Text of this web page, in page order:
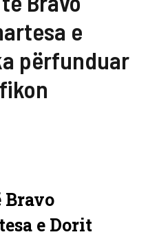
e
përfunduar
e Dorit